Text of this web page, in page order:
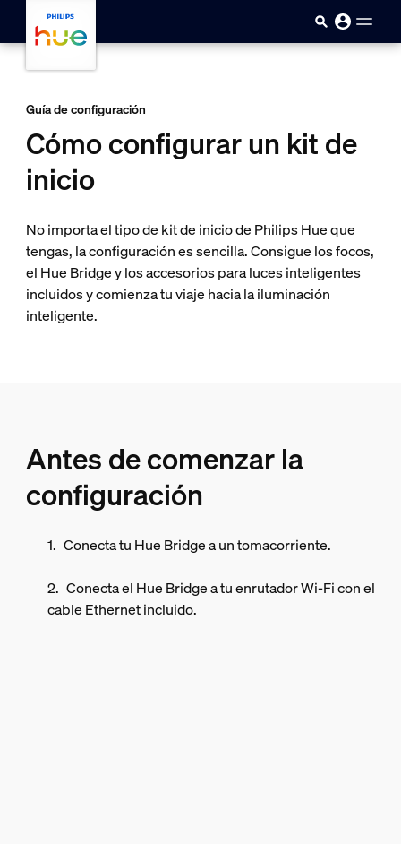
Guía de configuración
Cómo configurar un kit de
inicio
No importa el tipo de kit de inicio de Philips Hue que
tengas, la configuración es sencilla. Consigue los focos,
el Hue Bridge y los accesorios para luces inteligentes
incluidos y comienza tu viaje hacia la iluminación
inteligente.
Antes de comenzar la
configuración
Conecta tu Hue Bridge a un tomacorriente.
Conecta el Hue Bridge a tu enrutador Wi-Fi con el
cable Ethernet incluido.